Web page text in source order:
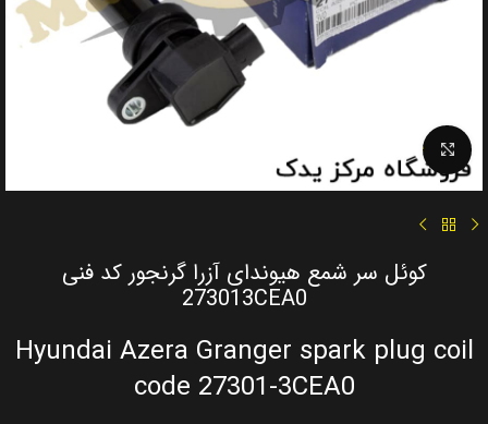
Click to enlarge
کوئل سر شمع هیوندای آزرا گرنجور کد فنی
273013CEA0
Hyundai Azera Granger spark plug coil
code 27301-3CEA0